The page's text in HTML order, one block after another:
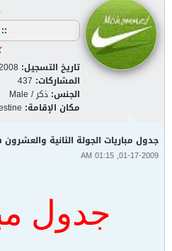
تاريخ التسجيل:
المشاركات: 437
الجنس: ذكر / Male
مكان الإقامة:
جدول مباريات الجولة الثانية
01-17-2009, 01:15 AM
جدول